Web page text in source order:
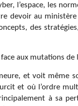
l’espace, les
devoir au
des
aux mutations de
et voit même
et où l’ordre
à sa